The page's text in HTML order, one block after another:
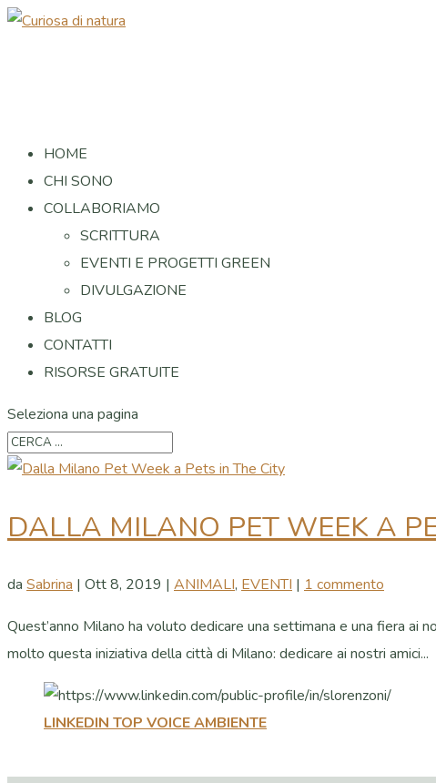
HOME
CHI SONO
COLLABORIAMO
SCRITTURA
EVENTI E PROGETTI GREEN
DIVULGAZIONE
BLOG
CONTATTI
RISORSE GRATUITE
Seleziona una pagina
DALLA MILANO PET WEEK A
da Sabrina | Ott 8, 2019 | ANIMALI, EVENTI | 1 commento
Quest’anno Milano ha voluto dedicare una settimana e una fiera ai
molto questa iniziativa della città di Milano: dedicare ai nostri amici...
LINKEDIN TOP VOICE AMBIENTE